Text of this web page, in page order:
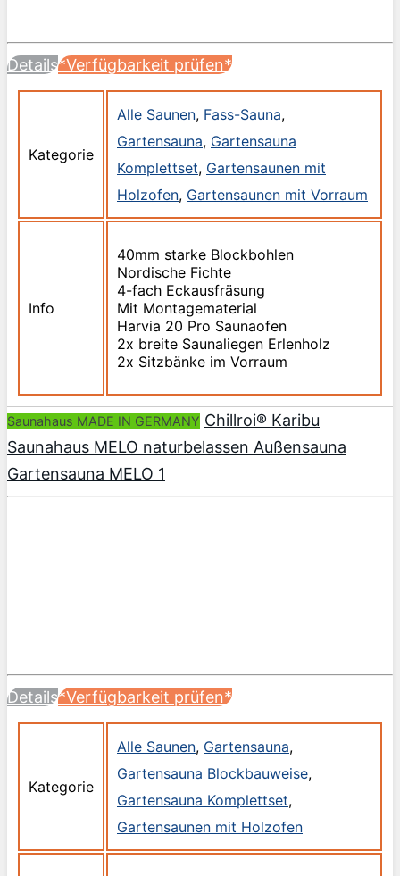
Details*Verfügbarkeit prüfen*
Kategorie
Alle Saunen, Fass-Sauna,
Gartensauna, Gartensauna
Komplettset, Gartensaunen mit
Holzofen, Gartensaunen mit Vorraum
Info
40mm starke Blockbohlen
Nordische Fichte
4-fach Eckausfräsung
Mit Montagematerial
Harvia 20 Pro Saunaofen
2x breite Saunaliegen Erlenholz
2x Sitzbänke im Vorraum
Saunahaus MADE IN GERMANY Chillroi® Karibu
Saunahaus MELO naturbelassen Außensauna
Gartensauna MELO 1
Details*Verfügbarkeit prüfen*
Kategorie
Alle Saunen, Gartensauna,
Gartensauna Blockbauweise,
Gartensauna Komplettset,
Gartensaunen mit Holzofen